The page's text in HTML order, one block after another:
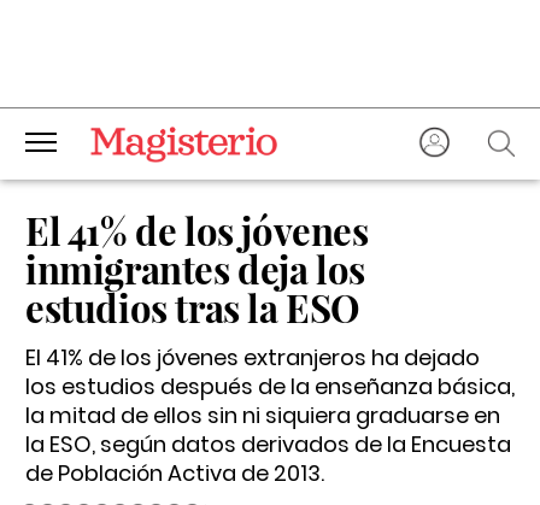
El 41% de los jóvenes
inmigrantes deja los
estudios tras la ESO
El 41% de los jóvenes extranjeros ha dejado
los estudios después de la enseñanza básica,
la mitad de ellos sin ni siquiera graduarse en
la ESO, según datos derivados de la Encuesta
de Población Activa de 2013.